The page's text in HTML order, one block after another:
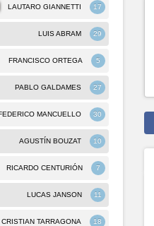
17
LAUTARO GIANNETTI
29
LUIS ABRAM
5
FRANCISCO ORTEGA
27
PABLO GALDAMES
30
MANCUELLO
10
AGUSTÍN BOUZAT
7
RICARDO CENTURIÓN
11
LUCAS JANSON
18
CRISTIAN TARRAGONA